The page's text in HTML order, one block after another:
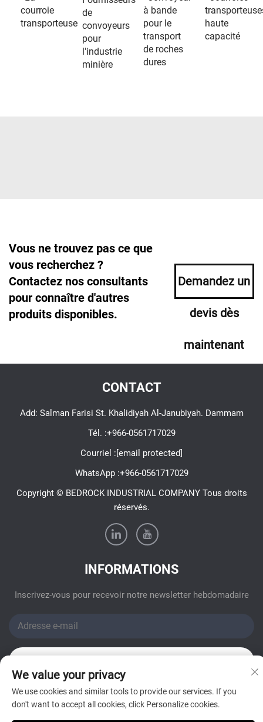
courroie
transporteuse
de
convoyeurs
pour
l'industrie
minière
à bande
pour le
transport
de roches
dures
haute
capacité
Vous ne trouvez pas ce que
vous recherchez ?
Contactez nos consultants
pour connaître d'autres
produits disponibles.
Demandez un
devis dès
maintenant
CONTACT
Add: Salman Farisi St. Khalidiyah Al-Janubiyah. Dammam
Tél. :+966-0561717029
Courriel :[email protected]
WhatsApp :+966-0561717029
Copyright © BEDROCK INDUSTRIAL COMPANY Tous droits
réservés.
INFORMATIONS
Inscrivez-vous pour recevoir notre newsletter hebdomadaire
We value your privacy
We use cookies and similar tools to provide our services. If you
don't want to accept all cookies, click Personalize cookies.